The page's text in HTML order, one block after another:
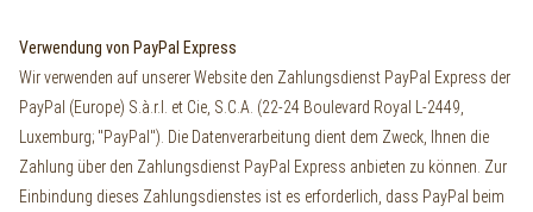
Verwendung von PayPal Express
Wir verwenden auf unserer Website den Zahlungsdienst PayPal Express der
PayPal (Europe) S.à.r.l. et Cie, S.C.A. (22-24 Boulevard Royal L-2449,
Luxemburg; "PayPal"). Die Datenverarbeitung dient dem Zweck, Ihnen die
Zahlung über den Zahlungsdienst PayPal Express anbieten zu können. Zur
Einbindung dieses Zahlungsdienstes ist es erforderlich, dass PayPal beim